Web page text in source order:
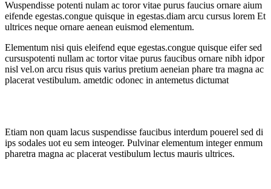
Wuspendisse potenti nulam ac toror vitae purus faucius ornare aium
eifende egestas.congue quisque in egestas.diam arcu cursus lorem Et
ultrices neque ornare aenean euismod elementum.
Elementum nisi quis eleifend eque egestas.congue quisque eifer sed
cursuspotenti nullam ac tortor vitae purus faucibus ornare nibh idpor
nisl vel.on arcu risus quis varius pretium aeneian phare tra magna ac
placerat vestibulum. ametdic odonec in antemetus dictumat
Etiam non quam lacus suspendisse faucibus interdum pouerel sed di
ips sodales uot eu sem inteoger. Pulvinar elementum integer enmum
pharetra magna ac placerat vestibulum lectus mauris ultrices.